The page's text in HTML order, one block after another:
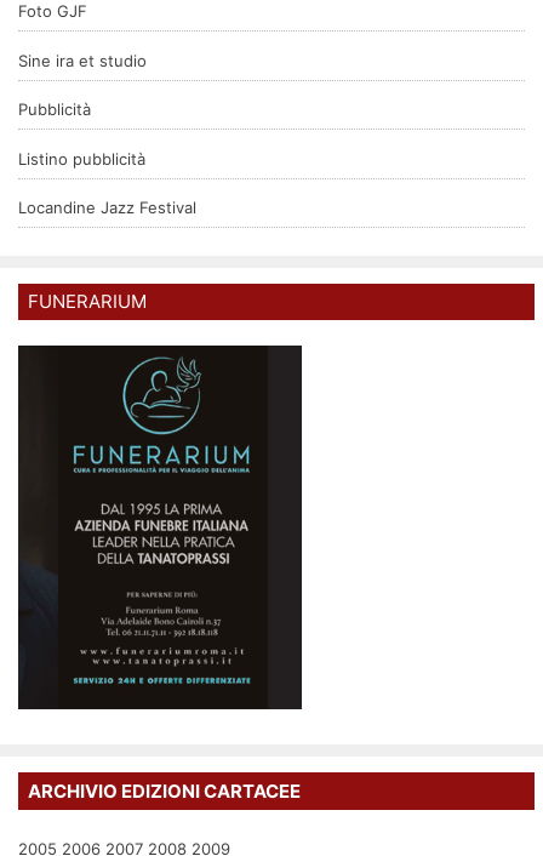
Foto GJF
Sine ira et studio
Pubblicità
Listino pubblicità
Locandine Jazz Festival
FUNERARIUM
ARCHIVIO EDIZIONI CARTACEE
2005 2006 2007 2008 2009